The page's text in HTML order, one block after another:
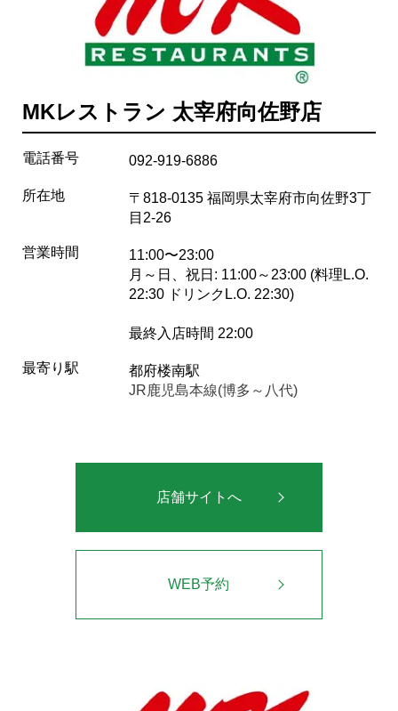
MKレストラン 太宰府向佐野店
電話番号 092-919-6886
所在地
〒818-0135 福岡県太宰府市向佐野3丁
目2-26
営業時間
11:00〜23:00
月～日、祝日: 11:00～23:00 (料理L.O.
22:30 ドリンクL.O. 22:30)
最終入店時間 22:00
最寄り駅
都府楼南駅
JR鹿児島本線(博多～八代)
店舗サイトへ
WEB予約